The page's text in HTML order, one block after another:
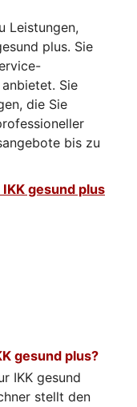
Leistungen,
plus. Sie
Sie
die Sie
bis zu
gesund plus
gesund plus?
IKK gesund
stellt den